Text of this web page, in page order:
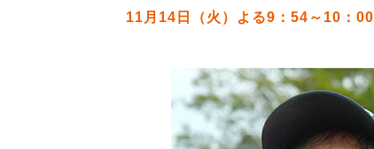
11月14日（火）よる9：54～10：00